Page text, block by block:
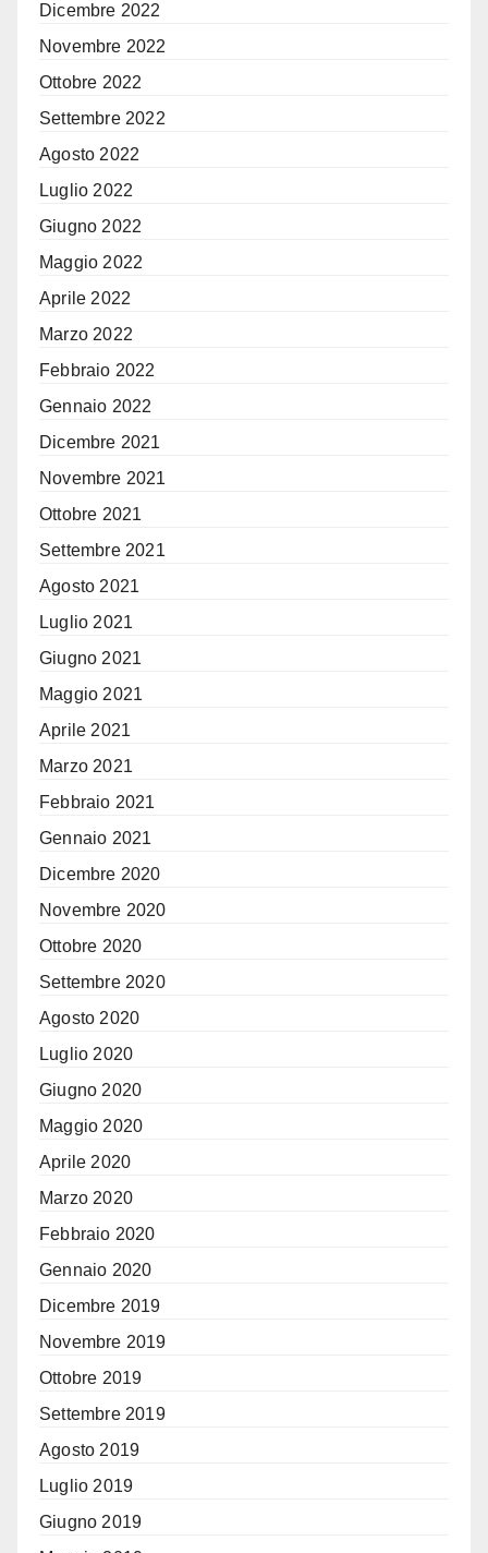
Dicembre 2022
Novembre 2022
Ottobre 2022
Settembre 2022
Agosto 2022
Luglio 2022
Giugno 2022
Maggio 2022
Aprile 2022
Marzo 2022
Febbraio 2022
Gennaio 2022
Dicembre 2021
Novembre 2021
Ottobre 2021
Settembre 2021
Agosto 2021
Luglio 2021
Giugno 2021
Maggio 2021
Aprile 2021
Marzo 2021
Febbraio 2021
Gennaio 2021
Dicembre 2020
Novembre 2020
Ottobre 2020
Settembre 2020
Agosto 2020
Luglio 2020
Giugno 2020
Maggio 2020
Aprile 2020
Marzo 2020
Febbraio 2020
Gennaio 2020
Dicembre 2019
Novembre 2019
Ottobre 2019
Settembre 2019
Agosto 2019
Luglio 2019
Giugno 2019